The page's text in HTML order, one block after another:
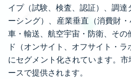
イプ（試験、検査、認証）、調達
ーシング）、産業垂直（消費財
車・輸送、航空宇宙・防衛、その
ド（オンサイト、オフサイト・
にセグメント化されています。市
ースで提供されます。